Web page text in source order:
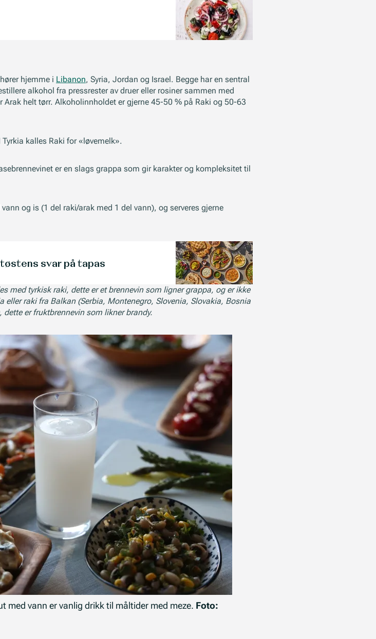
hjemme i Libanon, Syria, Jordan og Israel. Begge har en sentral
alkohol fra pressrester av druer eller rosiner sammen med
helt tørr. Alkoholinnholdet er gjerne 45-50 % på Raki og 50-63
kalles Raki for «løvemelk».
er en slags grappa som gir karakter og kompleksitet til
og is (1 del raki/arak med 1 del vann), og serveres gjerne
svar på tapas
med tyrkisk raki, dette er et brennevin som ligner grappa, og er ikke
raki fra Balkan (Serbia, Montenegro, Slovenia, Slovakia, Bosnia
er fruktbrennevin som likner brandy.
med vann er vanlig drikk til måltider med meze. Foto: